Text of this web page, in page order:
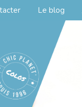
Le blog